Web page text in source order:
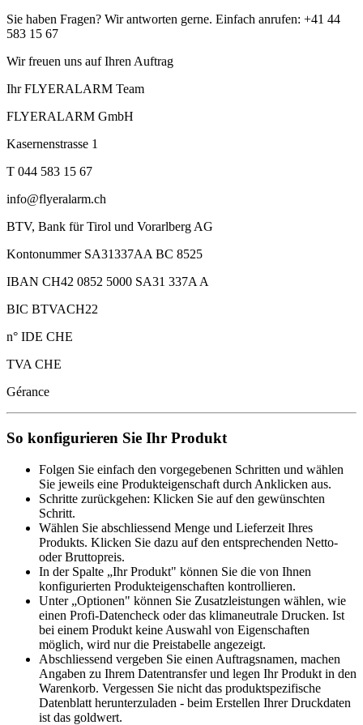
Sie haben Fragen? Wir antworten gerne. Einfach anrufen: +41 44
583 15 67
Wir freuen uns auf Ihren Auftrag
Ihr FLYERALARM Team
FLYERALARM GmbH
Kasernenstrasse 1
T 044 583 15 67
info@flyeralarm.ch
BTV, Bank für Tirol und Vorarlberg AG
Kontonummer SA31337AA BC 8525
IBAN CH42 0852 5000 SA31 337A A
BIC BTVACH22
n° IDE CHE
TVA CHE
Gérance
So konfigurieren Sie Ihr Produkt
Folgen Sie einfach den vorgegebenen Schritten und wählen
Sie jeweils eine Produkteigenschaft durch Anklicken aus.
Schritte zurückgehen: Klicken Sie auf den gewünschten
Schritt.
Wählen Sie abschliessend Menge und Lieferzeit Ihres
Produkts. Klicken Sie dazu auf den entsprechenden Netto-
oder Bruttopreis.
In der Spalte „Ihr Produkt" können Sie die von Ihnen
konfigurierten Produkteigenschaften kontrollieren.
Unter „Optionen" können Sie Zusatzleistungen wählen, wie
einen Profi-Datencheck oder das klimaneutrale Drucken. Ist
bei einem Produkt keine Auswahl von Eigenschaften
möglich, wird nur die Preistabelle angezeigt.
Abschliessend vergeben Sie einen Auftragsnamen, machen
Angaben zu Ihrem Datentransfer und legen Ihr Produkt in den
Warenkorb. Vergessen Sie nicht das produktspezifische
Datenblatt herunterzuladen - beim Erstellen Ihrer Druckdaten
ist das goldwert.